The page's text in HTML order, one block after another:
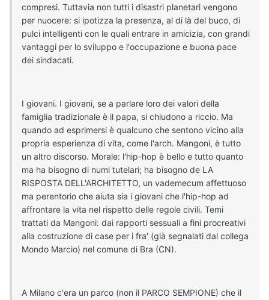
compresi. Tuttavia non tutti i disastri planetari vengono
per nuocere: si ipotizza la presenza, al di là del buco, di
pulci intelligenti con le quali entrare in amicizia, con grandi
vantaggi per lo sviluppo e l'occupazione e buona pace
dei sindacati.
I giovani. I giovani, se a parlare loro dei valori della
famiglia tradizionale è il papa, si chiudono a riccio. Ma
quando ad esprimersi è qualcuno che sentono vicino alla
propria esperienza di vita, come l'arch. Mangoni, è tutto
un altro discorso. Morale: l'hip-hop è bello e tutto quanto
ma ha bisogno di numi tutelari; ha bisogno de LA
RISPOSTA DELL'ARCHITETTO, un vademecum affettuoso
ma perentorio che aiuta sia i giovani che l'hip-hop ad
affrontare la vita nel rispetto delle regole civili. Temi
trattati da Mangoni: dai rapporti sessuali a fini procreativi
alla costruzione di case per i fra' (già segnalati dal collega
Mondo Marcio) nel comune di Bra (CN).
A Milano c'era un parco (non il PARCO SEMPIONE) che il